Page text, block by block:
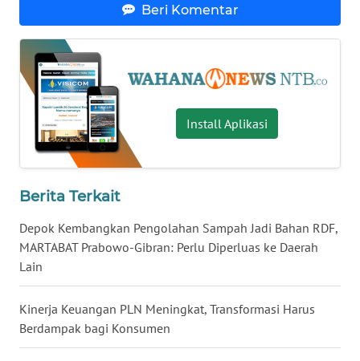
Beri Komentar
Install Aplikasi
Berita Terkait
Depok Kembangkan Pengolahan Sampah Jadi Bahan RDF,
MARTABAT Prabowo-Gibran: Perlu Diperluas ke Daerah
Lain
Kinerja Keuangan PLN Meningkat, Transformasi Harus
Berdampak bagi Konsumen
KALTENG
WN
KALTARA
WN
KALSEL
WN
SULSEL
WN
GORONTALO